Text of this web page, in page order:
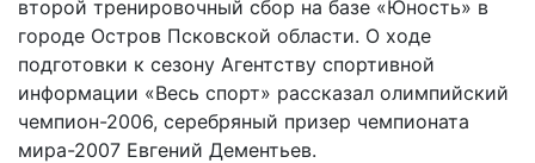
второй тренировочный сбор на базе «Юность» в
городе Остров Псковской области. О ходе
подготовки к сезону Агентству спортивной
информации «Весь спорт» рассказал олимпийский
чемпион-2006, серебряный призер чемпионата
мира-2007 Евгений Дементьев.